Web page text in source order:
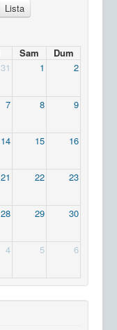
Lista
Sam
Dum
31 1 2
7 8 9
14 15 16
21 22 23
28 29 30
4 5 6